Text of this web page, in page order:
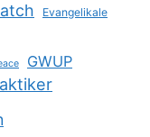
Evangelikale
GWUP